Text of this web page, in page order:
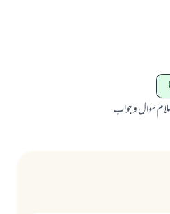
سوال و جواب